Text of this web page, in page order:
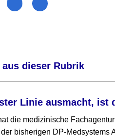
dieser Rubrik
Linie ausmacht, ist
die medizinische
bisherigen DP-Medsystems